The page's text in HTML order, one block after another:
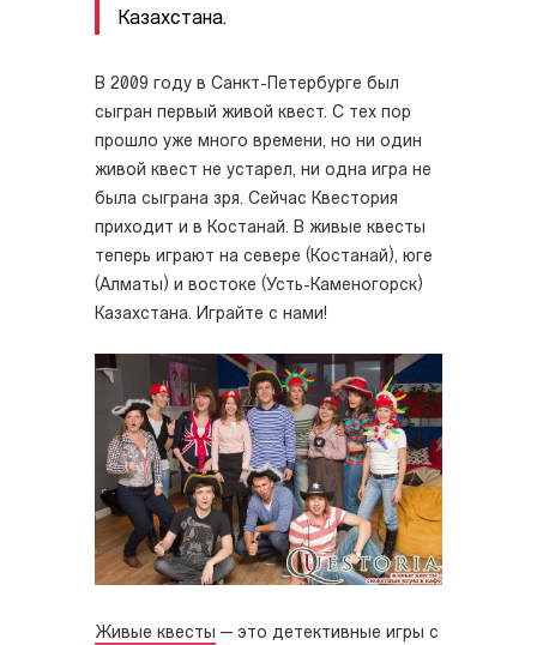
Казахстана.
В 2009 году в Санкт-Петербурге был
сыгран первый живой квест. С тех пор
прошло уже много времени, но ни один
живой квест не устарел, ни одна игра не
была сыграна зря. Сейчас Квестория
приходит и в Костанай. В живые квесты
теперь играют на севере (Костанай), юге
(Алматы) и востоке (Усть-Каменогорск)
Казахстана. Играйте с нами!
Живые квесты — это детективные игры с